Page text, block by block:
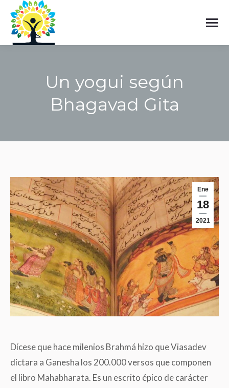
Un yogui según
Bhagavad Gita
Ene
18
2021
Dícese que hace milenios Brahmá hizo que Viasadev
dictara a Ganesha los 200.000 versos que componen
el libro Mahabharata. Es un escrito épico de carácter